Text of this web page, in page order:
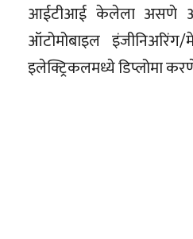
आईटीआई केलेला असणे
ऑटोमोबाइल
इलेक्ट्रिकलमध्ये डिप्लोमा